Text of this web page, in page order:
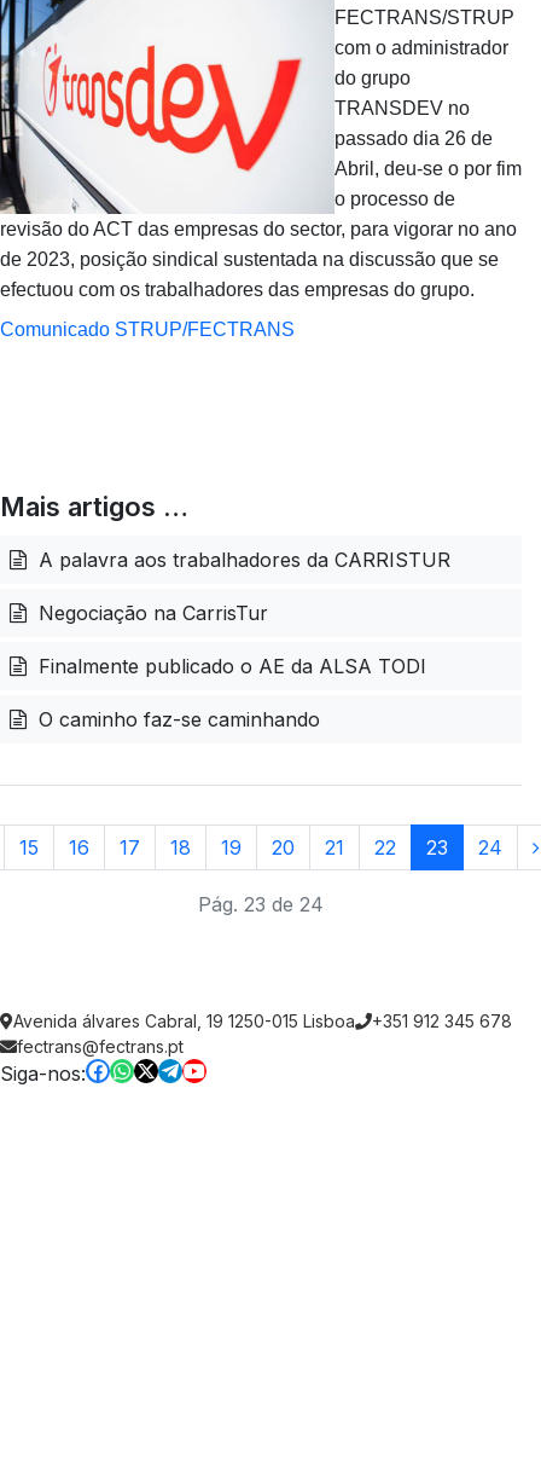
FECTRANS/STRUP
com o administrador
do grupo
TRANSDEV no
passado dia 26 de
Abril, deu-se o por fim
o processo de
revisão do ACT das empresas do sector, para vigorar no ano
de 2023, posição sindical sustentada na discussão que se
efectuou com os trabalhadores das empresas do grupo.
Comunicado STRUP/FECTRANS
Mais artigos …
A palavra aos trabalhadores da CARRISTUR
Negociação na CarrisTur
Finalmente publicado o AE da ALSA TODI
O caminho faz-se caminhando
15 16 17 18 19 20 21 22 23 24
Pág. 23 de 24
Avenida álvares Cabral, 19 1250-015 Lisboa
+351 912 345 678
fectrans@fectrans.pt
Siga-nos: